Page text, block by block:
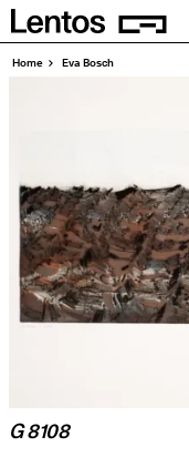
Homepage
Pages
Home Eva Bosch
G 8108